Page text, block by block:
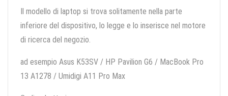
Il modello di laptop si trova solitamente nella parte
inferiore del dispositivo, lo legge e lo inserisce nel motore
di ricerca del negozio.
ad esempio Asus K53SV / HP Pavilion G6 / MacBook Pro
13 A1278 / Umidigi A11 Pro Max